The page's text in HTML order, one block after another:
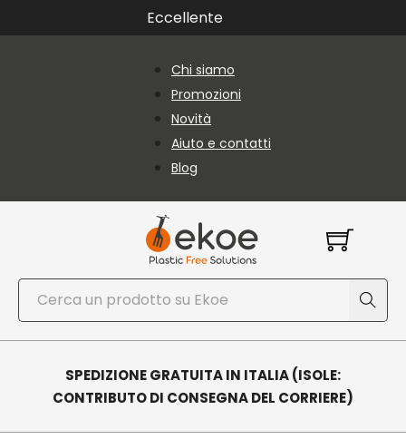
Vai al contenuto principale
Vai al piè di paginaEccellente
Chi siamo
Promozioni
Novità
Aiuto e contatti
Blog
Cerca
SPEDIZIONE GRATUITA IN ITALIA (ISOLE:
CONTRIBUTO DI CONSEGNA DEL CORRIERE)